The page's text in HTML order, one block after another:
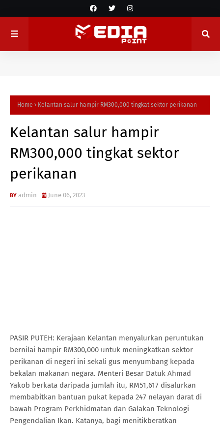
Home Kelantan salur hampir RM300,000 tingkat sektor perikanan
Kelantan salur hampir
RM300,000 tingkat sektor
perikanan
admin June 06, 2023
PASIR PUTEH: Kerajaan Kelantan menyalurkan peruntukan
bernilai hampir RM300,000 untuk meningkatkan sektor
perikanan di negeri ini sekali gus menyumbang kepada
bekalan makanan negara. Menteri Besar Datuk Ahmad
Yakob berkata daripada jumlah itu, RM51,617 disalurkan
membabitkan bantuan pukat kepada 247 nelayan darat di
bawah Program Perkhidmatan dan Galakan Teknologi
Pengendalian Ikan. Katanya, bagi menitikberatkan